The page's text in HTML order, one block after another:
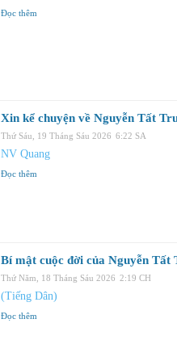
Đọc thêm
Xin kể chuyện về Nguyễn Tất
Thứ Sáu, 19 Tháng Sáu 2026 6:22 SA
NV Quang
Đọc thêm
Bí mật cuộc đời của Nguyễn
Thứ Năm, 18 Tháng Sáu 2026 2:19 CH
(Tiếng Dân)
Đọc thêm